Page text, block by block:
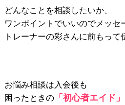
どんなことを相談したいか、
ワンポイントでいいのでメッセ
トレーナーの彩さんに前もって
お悩み相談は入会後も
困ったときの 「初心者エイド」